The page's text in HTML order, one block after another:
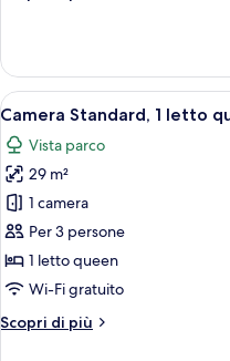
Junior,
letti
multipli
Apri
tutte
le
foto
per
Camera
Standard,
1
queen
12
Camera Standard, 1 letto
Vista parco
29 m²
1 camera
Per 3 persone
1 letto queen
Wi-Fi gratuito
Scopri di più
Altri